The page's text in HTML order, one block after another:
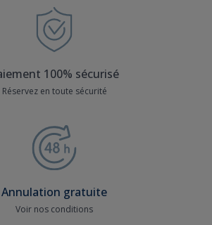
100% sécurisé
Réservez en toute sécurité
Annulation gratuite
Voir nos conditions